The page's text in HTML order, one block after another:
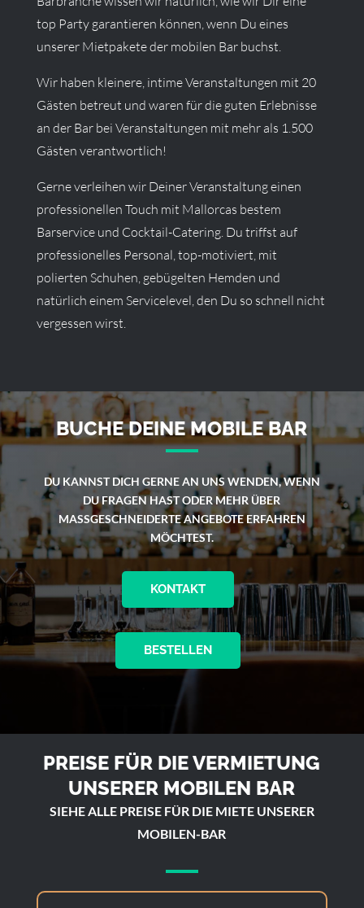
top Party garantieren können, wenn Du eines
unserer Mietpakete der mobilen Bar buchst.
Wir haben kleinere, intime Veranstaltungen mit 20
Gästen betreut und waren für die guten Erlebnisse
an der Bar bei Veranstaltungen mit mehr als 1.500
Gästen verantwortlich!
Gerne verleihen wir Deiner Veranstaltung einen
professionellen Touch mit Mallorcas bestem
Barservice und Cocktail-Catering. Du triffst auf
professionelles Personal, top-motiviert, mit
polierten Schuhen, gebügelten Hemden und
natürlich einem Servicelevel, den Du so schnell nicht
vergessen wirst.
BUCHE DEINE MOBILE BAR
DU KANNST DICH GERNE AN UNS WENDEN, WENN
DU FRAGEN HAST ODER MEHR ÜBER
MASSGESCHNEIDERTE ANGEBOTE ERFAHREN M
ÖCHTEST.
KONTAKT
BESTELLEN
PREISE FÜR DIE VERMIETUNG
UNSERER MOBILEN BAR
SIEHE ALLE PREISE FÜR DIE MIETE UNSERER
MOBILEN-BAR